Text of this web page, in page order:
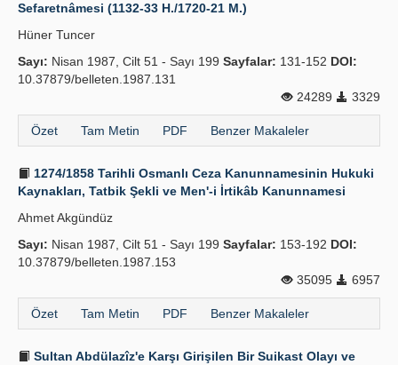
Sefaretnâmesi (1132-33 H./1720-21 M.)
Hüner Tuncer
Sayı: Nisan 1987, Cilt 51 - Sayı 199 Sayfalar: 131-152 DOI:
10.37879/belleten.1987.131
24289
3329
Özet Tam Metin PDF Benzer Makaleler
1274/1858 Tarihli Osmanlı Ceza Kanunnamesinin Hukuki
Kaynakları, Tatbik Şekli ve Men'-i İrtikâb Kanunnamesi
Ahmet Akgündüz
Sayı: Nisan 1987, Cilt 51 - Sayı 199 Sayfalar: 153-192 DOI:
10.37879/belleten.1987.153
35095
6957
Özet Tam Metin PDF Benzer Makaleler
Sultan Abdülazîz'e Karşı Girişilen Bir Suikast Olayı ve